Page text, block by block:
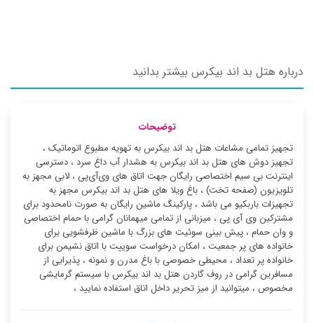
درباره هتل بد اند بیکرس بیشتر بدانید
توضیحات
تجهیز تمامی مشاعات هتل بد اند بیکرس به تهویه مطبوع اتوماتیک ،
تجهیز دوش های هتل بد اند بیکرس به هشدار آب داغ سرد ، دسترسی
اینترنت بی سیم اختصاصی رایگان جهت اتاق های وی‌آی‌پی ، لابی مجهز به
تلویزیون (صفحه تخت) ، باغ ویلا های هتل بد اند بیکرس مجهز به
تجهیزات باربکیو می باشد ، پارکینگ ماشین رایگان به صورت نامحدود برای
مشترکین وی آی پی ، میزبانی از تمامی میهمانان گرامی با حمام اختصاصی
و وان حمام ، پیش بینی سوئیت های بزرگ با ماشین ظرفشویی برای
خانواده های پر جمعیت ، امکان درخواست سوییت با اتاق نشیمن برای
خانواده پر تعداد ، محیطی خصوصی با باغ مدرن و نمونه ، پذیرایی از
مسافرین گرامی در روف گاردن هتل بد اند بیکرس با سیستم گرمایشی
مخصوص ، میتوانید از میز تحریر داخل اتاق استفاده نمایید ،